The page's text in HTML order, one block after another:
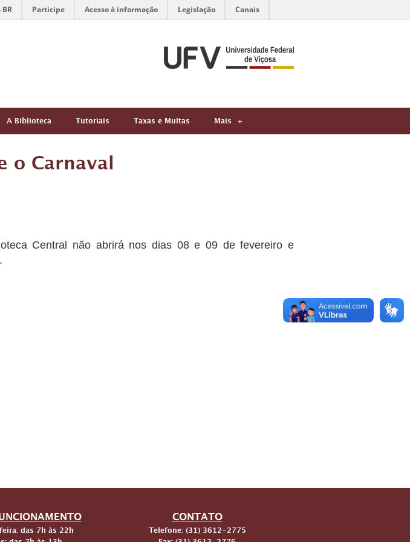
Participe Acesso à informação Legislação Canais
A Biblioteca Tutoriais Taxas e Multas Mais
o Carnaval
Central não abrirá nos dias 08 e 09 de fevereiro e
das 7h às 22h
CONTATO
Telefone: (31) 3612-2775